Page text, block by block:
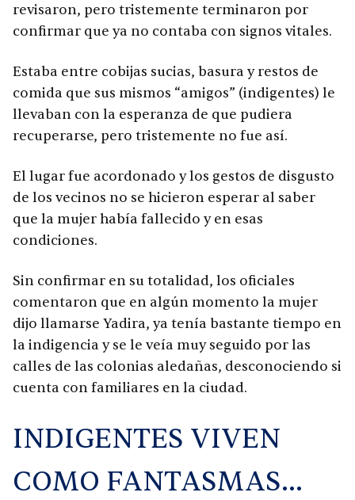
revisaron, pero tristemente terminaron por
confirmar que ya no contaba con signos vitales.
Estaba entre cobijas sucias, basura y restos de
comida que sus mismos “amigos” (indigentes) le
llevaban con la esperanza de que pudiera
recuperarse, pero tristemente no fue así.
El lugar fue acordonado y los gestos de disgusto
de los vecinos no se hicieron esperar al saber
que la mujer había fallecido y en esas
condiciones.
Sin confirmar en su totalidad, los oficiales
comentaron que en algún momento la mujer
dijo llamarse Yadira, ya tenía bastante tiempo en
la indigencia y se le veía muy seguido por las
calles de las colonias aledañas, desconociendo si
cuenta con familiares en la ciudad.
INDIGENTES VIVEN
COMO FANTASMAS…